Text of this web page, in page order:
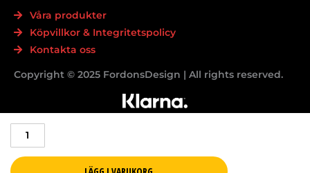
klass
W205
Våra produkter
Köpvillkor & Integritetspolicy
Kontakta oss
Copyright © 2025 FordonsDesign | All rights reserved.